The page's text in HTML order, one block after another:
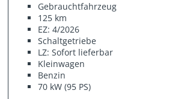
Gebrauchtfahrzeug
125 km
EZ: 4/2026
Schaltgetriebe
LZ: Sofort lieferbar
Kleinwagen
Benzin
70 kW (95 PS)